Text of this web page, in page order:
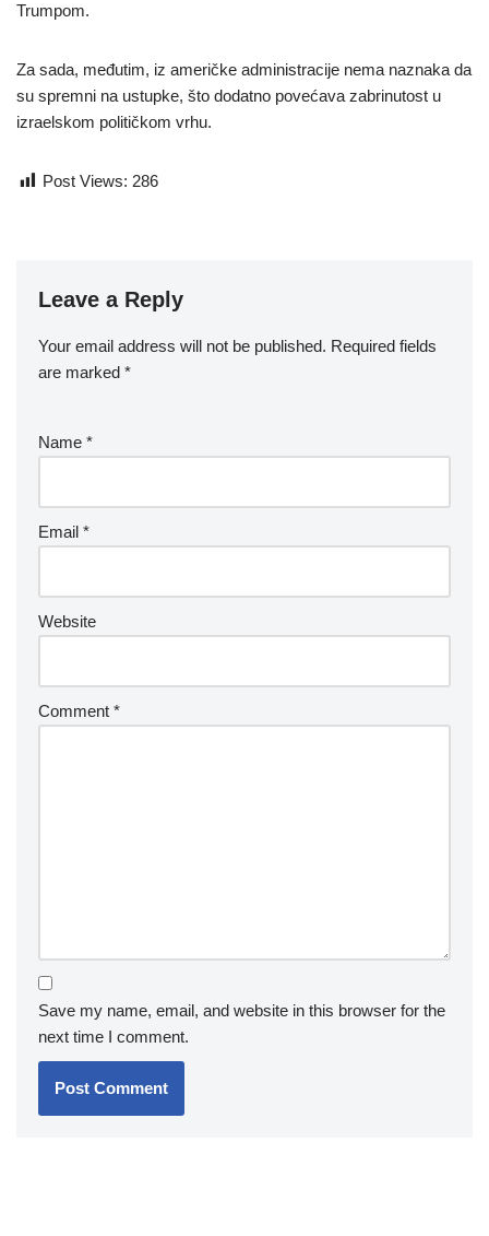
Trumpom.
Za sada, međutim, iz američke administracije nema naznaka da
su spremni na ustupke, što dodatno povećava zabrinutost u
izraelskom političkom vrhu.
Post Views: 286
Leave a Reply
Your email address will not be published. Required fields
are marked *
Name *
Email *
Website
Comment *
Save my name, email, and website in this browser for the
next time I comment.